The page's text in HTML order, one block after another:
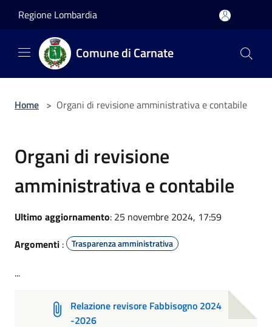
Regione Lombardia
Comune di Carnate
Home > Organi di revisione amministrativa e contabile
Organi di revisione
amministrativa e contabile
Ultimo aggiornamento: 25 novembre 2024, 17:59
Argomenti : Trasparenza amministrativa
...
Relazione revisore Fabbisogno 2024
-2026